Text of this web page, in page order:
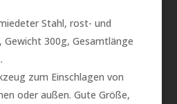
Stahl, rost- und
300g, Gesamtlänge
zum Einschlagen von
oder außen. Gute Größe,